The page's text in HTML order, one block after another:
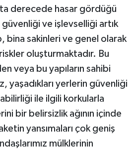
derecede hasar gördüğü
güvenliği ve işlevselliği artık
bina sakinleri ve genel olarak
oluşturmaktadır. Bu
veya bu yapıların sahibi
yaşadıkları yerlerin güvenliği
ile ilgili korkularla
bir belirsizlik ağının içinde
yansımaları çok geniş
mülklerinin